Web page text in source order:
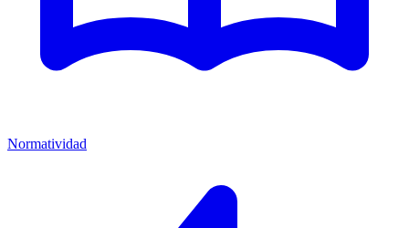
Normatividad